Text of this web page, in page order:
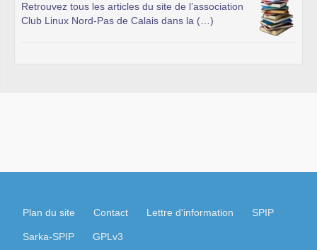
Retrouvez tous les articles du site de l’association
Club Linux Nord-Pas de Calais dans la (…)
Plan du site Contact Lettre d'information SPIP
Sarka-SPIP GPLv3